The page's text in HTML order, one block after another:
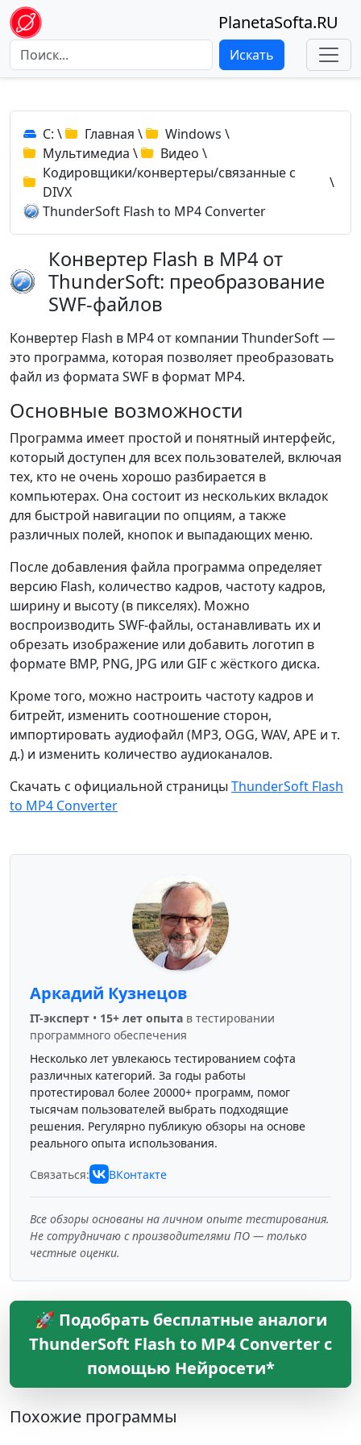
PlanetaSofta.RU
Искать
C: \ Главная \ Windows \
Мультимедиа \ Видео \
Кодировщики/конвертеры/связанные с
DIVX
\
ThunderSoft Flash to MP4 Converter
Конвертер Flash в MP4 от
ThunderSoft: преобразование
SWF-файлов
Конвертер Flash в MP4 от компании ThunderSoft —
это программа, которая позволяет преобразовать
файл из формата SWF в формат MP4.
Основные возможности
Программа имеет простой и понятный интерфейс,
который доступен для всех пользователей, включая
тех, кто не очень хорошо разбирается в
компьютерах. Она состоит из нескольких вкладок
для быстрой навигации по опциям, а также
различных полей, кнопок и выпадающих меню.
После добавления файла программа определяет
версию Flash, количество кадров, частоту кадров,
ширину и высоту (в пикселях). Можно
воспроизводить SWF-файлы, останавливать их и
обрезать изображение или добавить логотип в
формате BMP, PNG, JPG или GIF с жёсткого диска.
Кроме того, можно настроить частоту кадров и
битрейт, изменить соотношение сторон,
импортировать аудиофайл (MP3, OGG, WAV, APE и т.
д.) и изменить количество аудиоканалов.
Скачать с официальной страницы ThunderSoft Flash
to MP4 Converter
Аркадий Кузнецов
IT-эксперт • 15+ лет опыта в тестировании
программного обеспечения
Несколько лет увлекаюсь тестированием софта
различных категорий. За годы работы
протестировал более 20000+ программ, помог
тысячам пользователей выбрать подходящие
решения. Регулярно публикую обзоры на основе
реального опыта использования.
Связаться: ВКонтакте
Все обзоры основаны на личном опыте тестирования.
Не сотрудничаю с производителями ПО — только
честные оценки.
🚀 Подобрать бесплатные аналоги
ThunderSoft Flash to MP4 Converter с
помощью Нейросети*
Похожие программы